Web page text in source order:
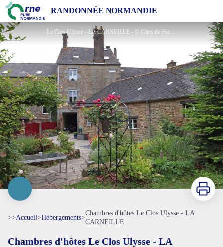
RANDONNÉE NORMANDIE
Chambres d'hôtes Le Clos Ulysse - LA CARNEILLE
Le Clos Ulysse - LA CARNEILLE - © Gites de France Orne
Imprimer
>>Accueil>Hébergements>
Chambres d'hôtes Le Clos Ulysse - LA
CARNEILLE
Chambres d'hôtes Le Clos Ulysse - LA